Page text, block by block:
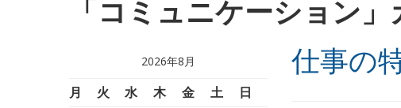
「 コミュニケーション
2026年8月
月 火 水 木 金 土
日
仕事の